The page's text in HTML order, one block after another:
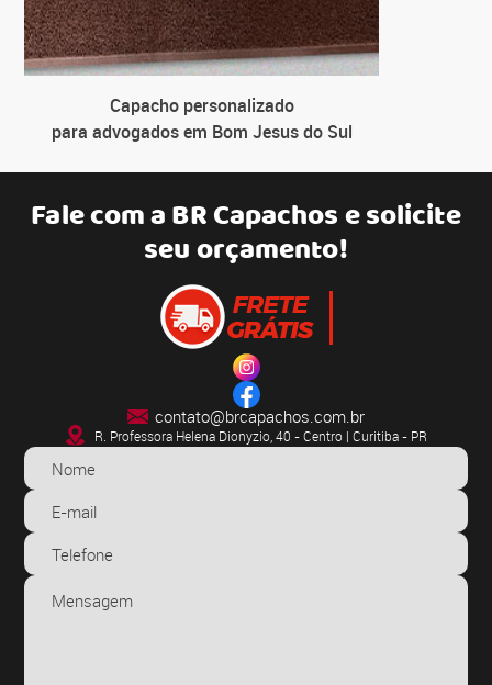
Capacho personalizado
para advogados em Bom Jesus do Sul
Fale com aBR Capachose solicite
seu orçamento!
contato@brcapachos.com.br
R. Professora Helena Dionyzio, 40 - Centro | Curitiba - PR